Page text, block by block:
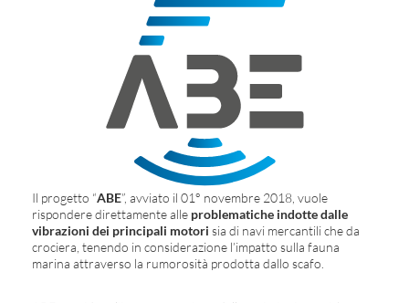
Il progetto “ABE”, avviato il 01° novembre 2018, vuole
rispondere direttamente alle problematiche indotte dalle
vibrazioni dei principali motori sia di navi mercantili che da
crociera, tenendo in considerazione l’impatto sulla fauna
marina attraverso la rumorosità prodotta dallo scafo.